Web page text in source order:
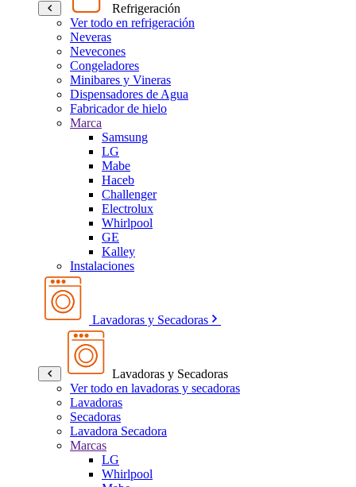
Refrigeración
Ver todo en refrigeración
Neveras
Nevecones
Congeladores
Minibares y Vineras
Dispensadores de Agua
Fabricador de hielo
Marca
Samsung
LG
Mabe
Haceb
Challenger
Electrolux
Whirlpool
GE
Kalley
Instalaciones
Lavadoras y Secadoras
Lavadoras y Secadoras
Ver todo en lavadoras y secadoras
Lavadoras
Secadoras
Lavadora Secadora
Marcas
LG
Whirlpool